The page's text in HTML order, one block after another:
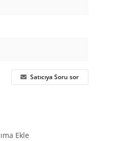
Satıcıya Soru sor
Ekle